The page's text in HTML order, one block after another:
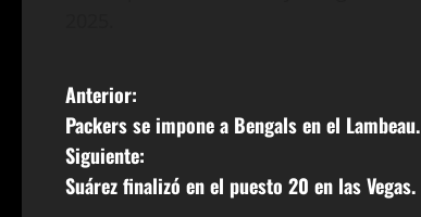
N
a
v
Anterior:
Packers se impone a Bengals en el Lambeau.
Siguiente:
Suárez finalizó en el puesto 20 en las Vegas.